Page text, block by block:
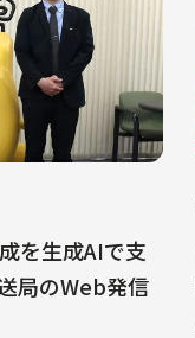
を生成AIで支
局のWeb発信